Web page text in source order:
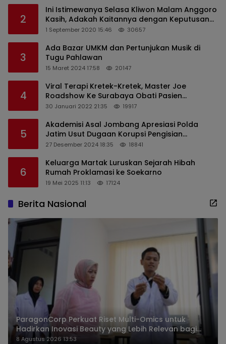
2
Ini Istimewanya Selasa Kliwon Malam Anggoro
Kasih, Adakah Kaitannya dengan Keputusan
PDIP?
1 September 2020 15:46 30657
3
Ada Bazar UMKM dan Pertunjukan Musik di
Tugu Pahlawan
15 Maret 2024 17:58 20147
4
Viral Terapi Kretek-Kretek, Master Joe
Roadshow Ke Surabaya Obati Pasien
Sekaligus Edukasi Masyarakat
30 Januari 2022 21:35 19917
5
Akademisi Asal Jombang Apresiasi Polda
Jatim Usut Dugaan Korupsi Pengisian
Perangkat Desa di Kediri
27 Desember 2024 18:35 18841
6
Keluarga Martak Luruskan Sejarah Hibah
Rumah Proklamasi ke Soekarno
19 Mei 2025 11:13 17124
Berita Nasional
ParagonCorp Perkuat Riset Multi-Omics untuk
Hadirkan Inovasi Beauty yang Lebih Relevan bagi
Masyarakat Indonesia
8 Agustus 2026 13:53